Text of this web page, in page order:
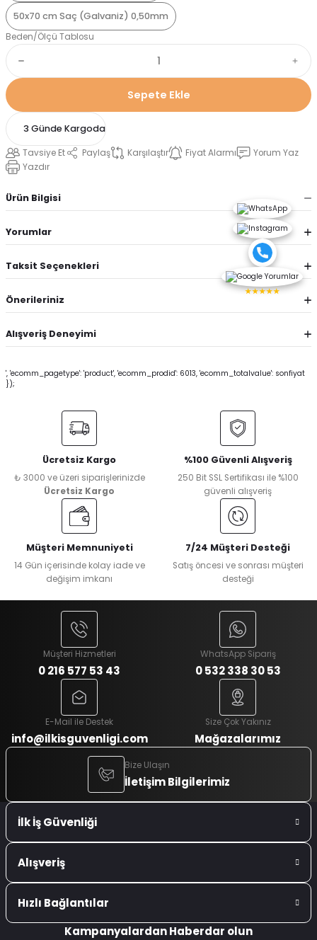
50x70 cm Saç (Galvaniz) 0,50mm
Beden/Ölçü Tablosu
Sepete Ekle
3 Günde Kargoda
Tavsiye Et Paylaş Karşılaştır Fiyat Alarmı
Yorum Yaz
Yazdır
Ürün Bilgisi
Yorumlar
Taksit Seçenekleri
Önerileriniz
Alışveriş Deneyimi
', 'ecomm_pagetype': 'product', 'ecomm_prodid': 6013, 'ecomm_totalvalue': sonfiyat
});
Ücretsiz Kargo
₺ 3000 ve üzeri siparişlerinizde
Ücretsiz Kargo
%100 Güvenli Alışveriş
250 Bit SSL Sertifikası ile %100
güvenli alışveriş
Müşteri Memnuniyeti
14 Gün içerisinde kolay iade ve
değişim imkanı
7/24 Müşteri Desteği
Satış öncesi ve sonrası müşteri
desteği
Müşteri Hizmetleri
0 216 577 53 43
WhatsApp Sipariş
0 532 338 30 53
E-Mail ile Destek
info@ilkisguvenligi.com
Size Çok Yakınız
Mağazalarımız
Bize Ulaşın
İletişim Bilgilerimiz
İlk İş Güvenliği
Alışveriş
Hızlı Bağlantılar
★★★★★
Kampanyalardan Haberdar olun